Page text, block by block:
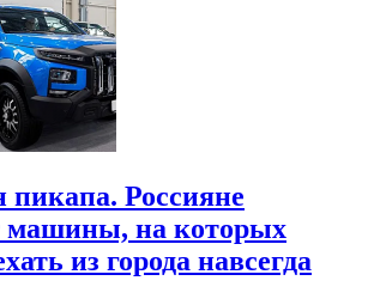
Россияне
машины, на которых
из города навсегда